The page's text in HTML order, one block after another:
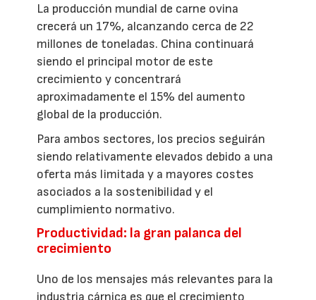
La producción mundial de carne ovina
crecerá un 17%, alcanzando cerca de 22
millones de toneladas. China continuará
siendo el principal motor de este
crecimiento y concentrará
aproximadamente el 15% del aumento
global de la producción.
Para ambos sectores, los precios seguirán
siendo relativamente elevados debido a una
oferta más limitada y a mayores costes
asociados a la sostenibilidad y el
cumplimiento normativo.
Productividad: la gran palanca del
crecimiento
Uno de los mensajes más relevantes para la
industria cárnica es que el crecimiento